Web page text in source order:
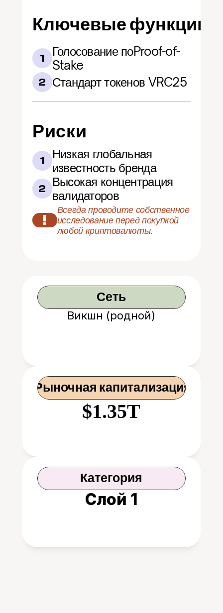
Ключевые функции
1
Голосование поProof-of-
Stake
2 Стандарт токенов VRC25
Риски
1
Низкая глобальная
известность бренда
2
Высокая концентрация
валидаторов
!
Всегда проводите собственное
исследование перед покупкой
любой криптовалюты.
Сеть
Викшн (родной)
Рыночная капитализация
$1.35T
Категория
Слой 1